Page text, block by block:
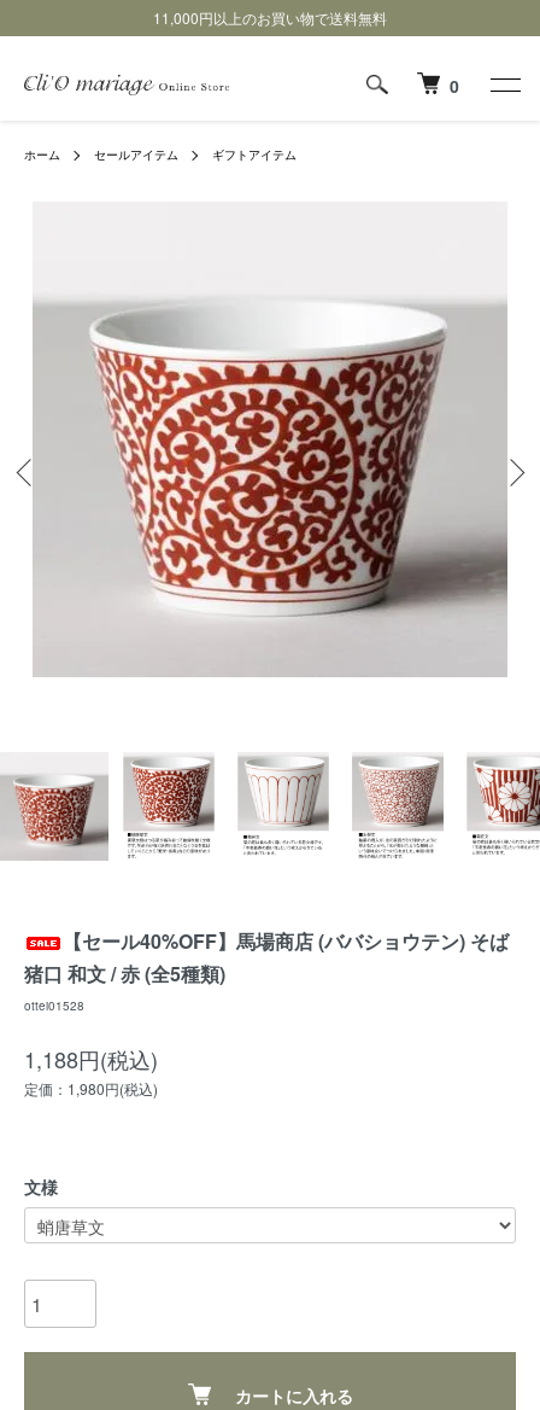
11,000円以上のお買い物で送料無料
0
ホーム セールアイテム ギフトアイテム
【セール40%OFF】馬場商店 (ババショウテン) そば
猪口 和文 / 赤 (全5種類)
ottei01528
1,188円(税込)
定価：1,980円(税込)
文様
カートに入れる